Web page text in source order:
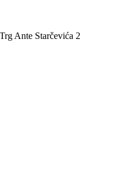
Ante Starčevića 2